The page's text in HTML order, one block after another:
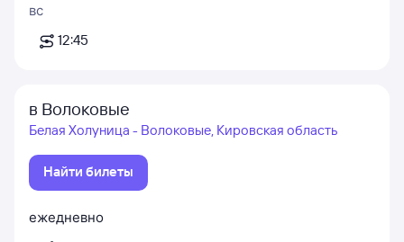
вс
12:45
в Волоковые
Белая Холуница - Волоковые, Кировская область
Найти билеты
ежедневно